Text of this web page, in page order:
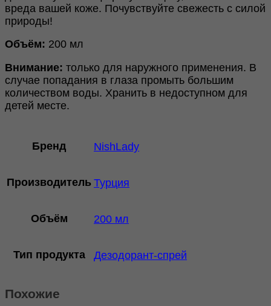
вреда вашей коже. Почувствуйте свежесть с силой
природы!
Объём: 200 мл
Внимание: только для наружного применения. В
случае попадания в глаза промыть большим
количеством воды. Хранить в недоступном для
детей месте.
Бренд NishLady
Производитель Турция
Объём 200 мл
Тип продукта Дезодорант-спрей
Похожие